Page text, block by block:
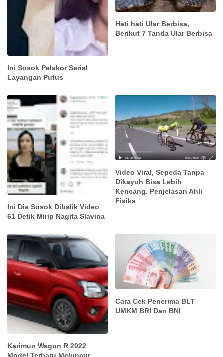
Ini Sosok Pelakor Serial
Layangan Putus
Hati hati Ular Berbisa,
Berikut 7 Tanda Ular Berbisa
Ini Dia Sosok Dibalik Video
61 Detik Mirip Nagita Slavina
Video Viral, Sepeda Tanpa
Dikayuh Bisa Lebih
Kencang. Penjelasan Ahli
Fisika
Karimun Wagon R 2022
Model Terbaru Meluncur.
Cara Cek Penerima BLT
UMKM BRI Dan BNI